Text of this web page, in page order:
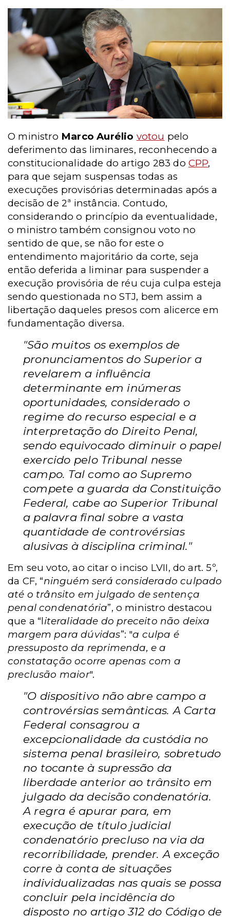
O ministro Marco Aurélio votou pelo
deferimento das liminares, reconhecendo a
constitucionalidade do artigo 283 do CPP,
para que sejam suspensas todas as
execuções provisórias determinadas após a
decisão de 2ª instância. Contudo,
considerando o princípio da eventualidade,
o ministro também consignou voto no
sentido de que, se não for este o
entendimento majoritário da corte, seja
então deferida a liminar para suspender a
execução provisória de réu cuja culpa esteja
sendo questionada no STJ, bem assim a
libertação daqueles presos com alicerce em
fundamentação diversa.
"São muitos os exemplos de
pronunciamentos do Superior a
revelarem a influência
determinante em inúmeras
oportunidades, considerado o
regime do recurso especial e a
interpretação do Direito Penal,
sendo equivocado diminuir o papel
exercido pelo Tribunal nesse
campo. Tal como ao Supremo
compete a guarda da Constituição
Federal, cabe ao Superior Tribunal
a palavra final sobre a vasta
quantidade de controvérsias
alusivas à disciplina criminal."
Em seu voto, ao citar o inciso LVII, do art. 5º,
da CF, “ninguém será considerado culpado
até o trânsito em julgado de sentença
penal condenatória”, o ministro destacou
que a “literalidade do preceito não deixa
margem para dúvidas”: "a culpa é
pressuposto da reprimenda, e a
constatação ocorre apenas com a
preclusão maior".
"O dispositivo não abre campo a
controvérsias semânticas. A Carta
Federal consagrou a
excepcionalidade da custódia no
sistema penal brasileiro, sobretudo
no tocante à supressão da
liberdade anterior ao trânsito em
julgado da decisão condenatória.
A regra é apurar para, em
execução de título judicial
condenatório precluso na via da
recorribilidade, prender. A exceção
corre à conta de situações
individualizadas nas quais se possa
concluir pela incidência do
disposto no artigo 312 do Código de